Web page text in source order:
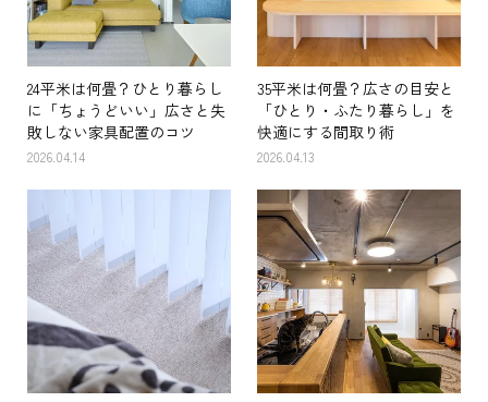
24平米は何畳？ひとり暮らし
に「ちょうどいい」広さと失
敗しない家具配置のコツ
2026.04.14
35平米は何畳？広さの目安と
「ひとり・ふたり暮らし」を
快適にする間取り術
2026.04.13